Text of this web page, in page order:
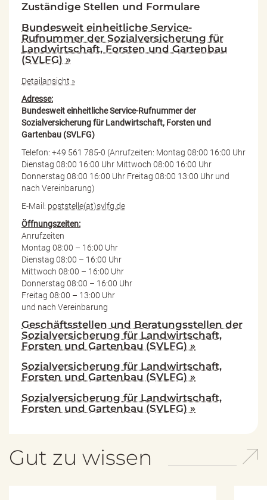
Zuständige Stellen und Formulare
Bundesweit einheitliche Service-
Rufnummer der Sozialversicherung für
Landwirtschaft, Forsten und Gartenbau
(SVLFG) »
Detailansicht »
Adresse:
Bundesweit einheitliche Service-Rufnummer der
Sozialversicherung für Landwirtschaft, Forsten und
Gartenbau (SVLFG)
Telefon: +49 561 785-0 (Anrufzeiten: Montag 08:00 16:00 Uhr
Dienstag 08:00 16:00 Uhr Mittwoch 08:00 16:00 Uhr
Donnerstag 08:00 16:00 Uhr Freitag 08:00 13:00 Uhr und
nach Vereinbarung)
E-Mail: poststelle(at)svlfg.de
Öffnungszeiten:
Anrufzeiten
Montag 08:00 – 16:00 Uhr
Dienstag 08:00 – 16:00 Uhr
Mittwoch 08:00 – 16:00 Uhr
Donnerstag 08:00 – 16:00 Uhr
Freitag 08:00 – 13:00 Uhr
und nach Vereinbarung
Geschäftsstellen und Beratungsstellen der
Sozialversicherung für Landwirtschaft,
Forsten und Gartenbau (SVLFG) »
Sozialversicherung für Landwirtschaft,
Forsten und Gartenbau (SVLFG) »
Sozialversicherung für Landwirtschaft,
Forsten und Gartenbau (SVLFG) »
Gut zu wissen